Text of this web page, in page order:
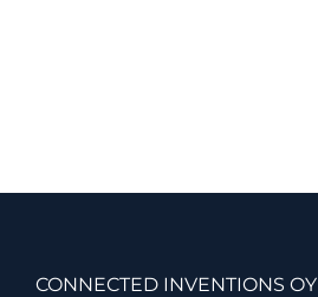
CONNECTED INVENTIONS OY